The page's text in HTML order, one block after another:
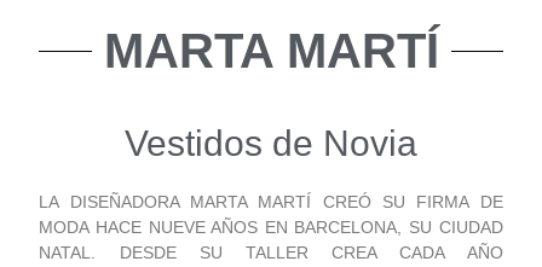
MARTA MARTÍ
Vestidos de Novia
LA DISEÑADORA MARTA MARTÍ CREÓ SU FIRMA DE
MODA HACE NUEVE AÑOS EN BARCELONA, SU CIUDAD
NATAL. DESDE SU TALLER CREA CADA AÑO